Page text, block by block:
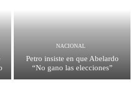
NACIONAL
Petro insiste en que Abelardo
“No gano las elecciones”